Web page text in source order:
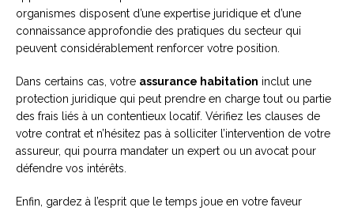
organismes disposent d’une expertise juridique et d’une
connaissance approfondie des pratiques du secteur qui
peuvent considérablement renforcer votre position.
Dans certains cas, votre assurance habitation inclut une
protection juridique qui peut prendre en charge tout ou partie
des frais liés à un contentieux locatif. Vérifiez les clauses de
votre contrat et n’hésitez pas à solliciter l’intervention de votre
assureur, qui pourra mandater un expert ou un avocat pour
défendre vos intérêts.
Enfin, gardez à l’esprit que le temps joue en votre faveur